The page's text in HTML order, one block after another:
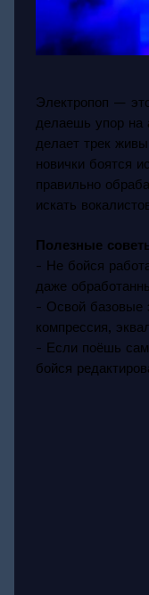
Электропоп —
делаешь упор на
делает трек
новички боятся
правильно
искать
Полезные
- Не бойся
даже
- Освой базовые
компрессия,
- Если поёшь
бойся